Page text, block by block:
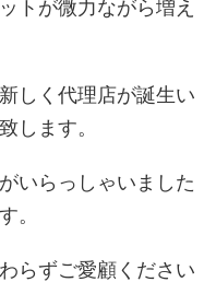
トが微力ながら増え
しく代理店が誕生い
します。
いらっしゃいました
。
らずご愛顧ください